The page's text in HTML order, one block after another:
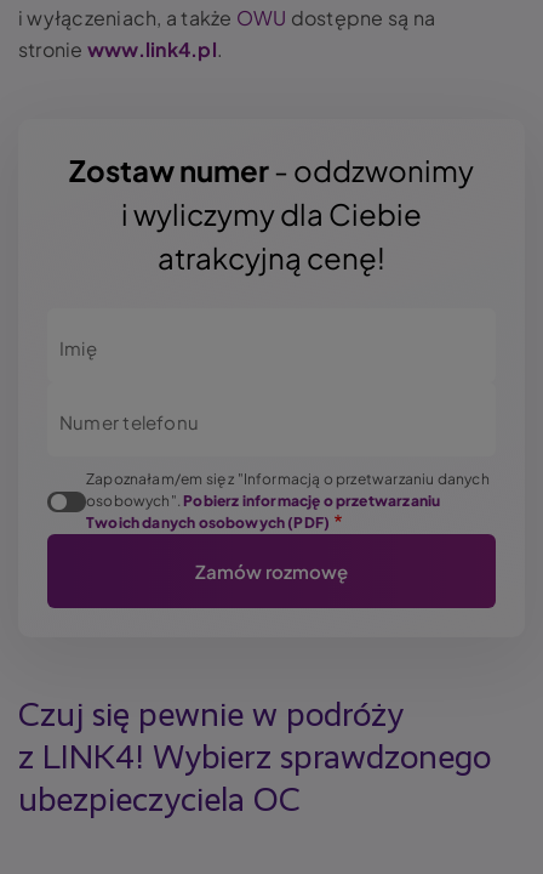
i wyłączeniach, a także OWU dostępne są na
stronie www.link4.pl.
Zostaw numer- oddzwonimy
i wyliczymy dla Ciebie
atrakcyjną cenę!
Imię
Numer telefonu
Zapoznałam/em się z "Informacją o przetwarzaniu danych
osobowych". Pobierz informację o przetwarzaniu
Twoich danych osobowych (PDF)
Czuj się pewnie w podróży
z LINK4! Wybierz sprawdzonego
ubezpieczyciela OC